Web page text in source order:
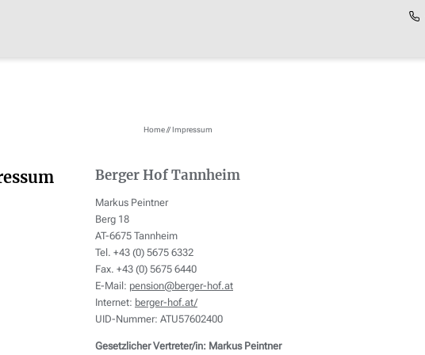
Home// Impressum
Berger Hof Tannheim
Markus Peintner
Berg 18
AT-6675 Tannheim
Tel. +43 (0) 5675 6332
Fax. +43 (0) 5675 6440
E-Mail: pension@berger-hof.at
Internet: berger-hof.at/
UID-Nummer: ATU57602400
Gesetzlicher Vertreter/in: Markus Peintner